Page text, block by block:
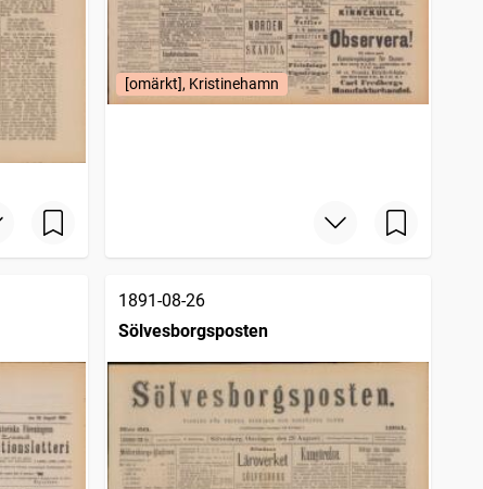
[omärkt], Kristinehamn
1891-08-26
Sölvesborgsposten